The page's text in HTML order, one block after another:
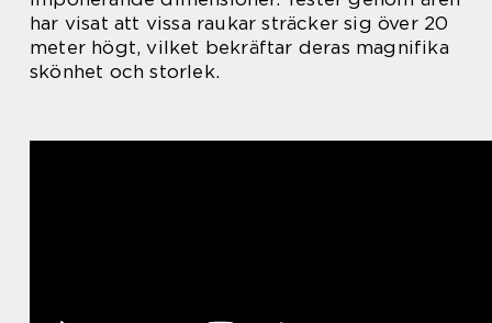
har visat att vissa raukar sträcker sig över 20
meter högt, vilket bekräftar deras magnifika
skönhet och storlek.